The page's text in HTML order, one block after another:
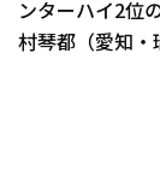
ンターハイ2位
村琴都（愛知・